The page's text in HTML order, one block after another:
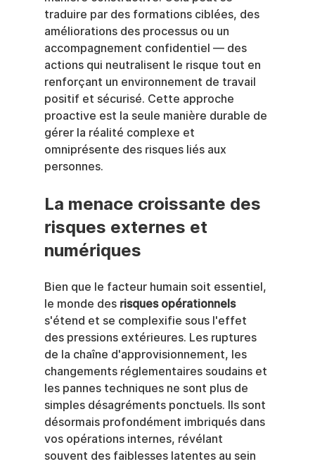
traduire par des formations ciblées, des
améliorations des processus ou un
accompagnement confidentiel — des
actions qui neutralisent le risque tout en
renforçant un environnement de travail
positif et sécurisé. Cette approche
proactive est la seule manière durable de
gérer la réalité complexe et
omniprésente des risques liés aux
personnes.
La menace croissante des
risques externes et
numériques
Bien que le facteur humain soit essentiel,
le monde des risques opérationnels
s'étend et se complexifie sous l'effet
des pressions extérieures. Les ruptures
de la chaîne d'approvisionnement, les
changements réglementaires soudains et
les pannes techniques ne sont plus de
simples désagréments ponctuels. Ils sont
désormais profondément imbriqués dans
vos opérations internes, révélant
souvent des faiblesses latentes au sein